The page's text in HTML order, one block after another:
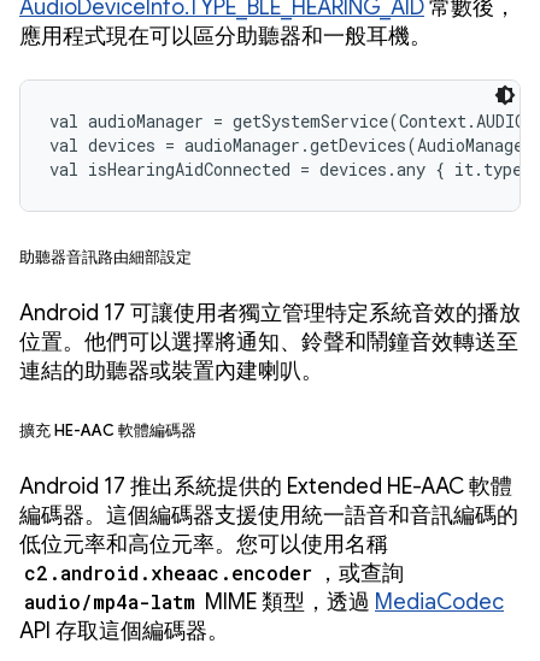
AudioDeviceInfo.TYPE_BLE_HEARING_AID常數後，
應用程式現在可以區分助聽器和一般耳機。
val audioManager =
val devices =
val isHearingAidConnected = devices.any { it.type ==
助聽器音訊路由細部設定
Android 17 可讓使用者獨立管理特定系統音效的播放
位置。他們可以選擇將通知、鈴聲和鬧鐘音效轉送至
連結的助聽器或裝置內建喇叭。
擴充 HE-AAC 軟體編碼器
Android 17 推出系統提供的 Extended HE-AAC 軟體
編碼器。這個編碼器支援使用統一語音和音訊編碼的
低位元率和高位元率。您可以使用名稱
c2.android.xheaac.encoder ，或查詢
audio/mp4a-latm MIME 類型，透過 MediaCodec
API 存取這個編碼器。